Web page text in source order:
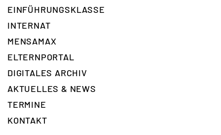
EINFÜHRUNGSKLASSE
INTERNAT
MENSAMAX
ELTERNPORTAL
DIGITALES ARCHIV
AKTUELLES & NEWS
TERMINE
KONTAKT